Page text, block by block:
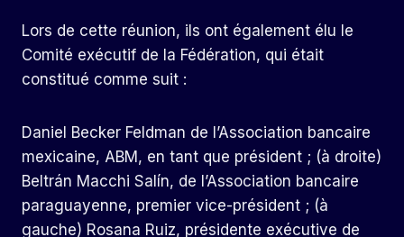
Lors de cette réunion, ils ont également élu le
Comité exécutif de la Fédération, qui était
constitué comme suit :
Daniel Becker Feldman de l’Association bancaire
mexicaine, ABM, en tant que président ; (à droite)
Beltrán Macchi Salín, de l’Association bancaire
paraguayenne, premier vice-président ; (à
gauche) Rosana Ruiz, présidente exécutive de